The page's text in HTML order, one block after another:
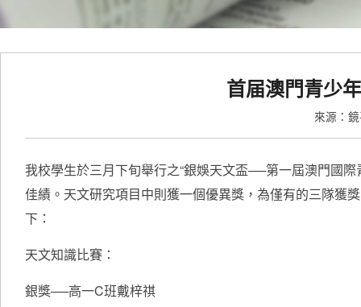
首届澳門青少
來源：
我校學生於三月下旬舉行之“銀娛天文盃──第一屆澳門國
佳績。天文研究項目中則獲一個優異獎，為僅有的三隊獲
下：
天文知識比賽：
銀獎──高一C班戴梓祺